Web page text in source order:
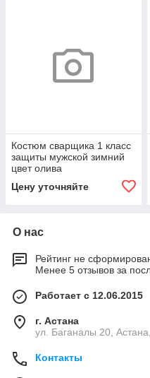
Костюм сварщика 1 класс
защиты мужской зимний
цвет олива
Цену уточняйте
О нас
Рейтинг не
Менее 5 отзывов за
Работает с 12.06.2015
г. Астана
ул. Баганалы 20,
Контакты